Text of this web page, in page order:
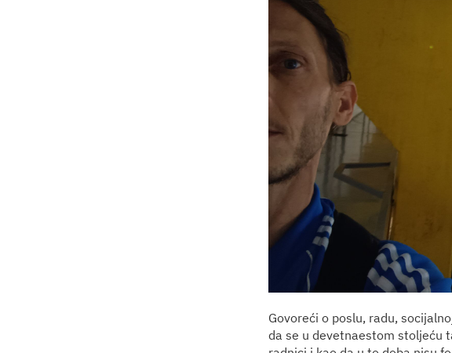
Govoreći o poslu, radu,
da se u devetnaestom stoljeću